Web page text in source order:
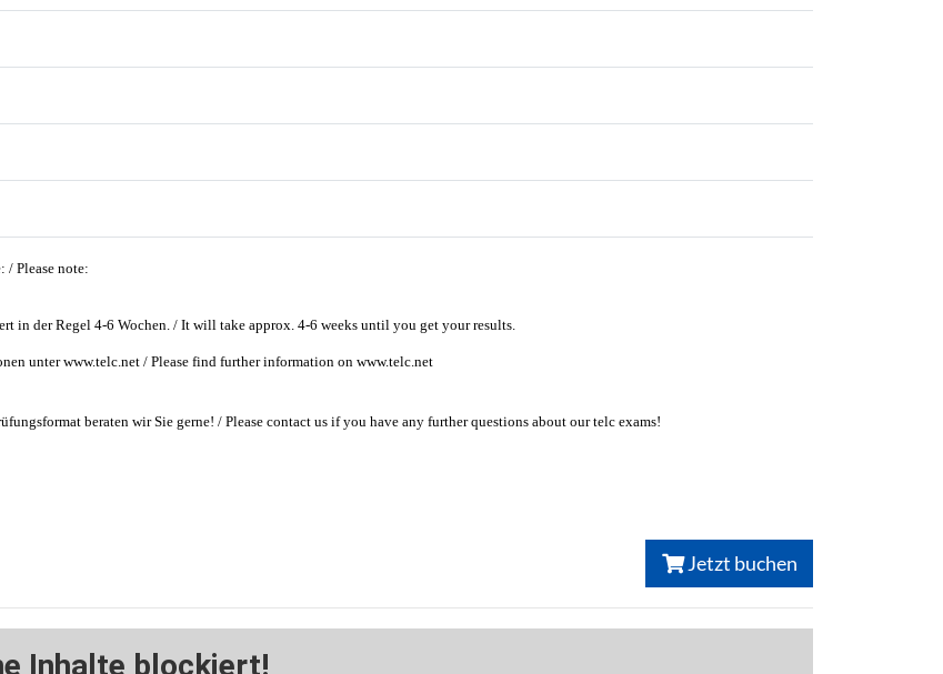
/ Please note:
in der Regel 4-6 Wochen. / It will take approx. 4-6 weeks until you get your results.
unter www.telc.net / Please find further information on www.telc.net
beraten wir Sie gerne! / Please contact us if you have any further questions about our telc exams!
Jetzt buchen